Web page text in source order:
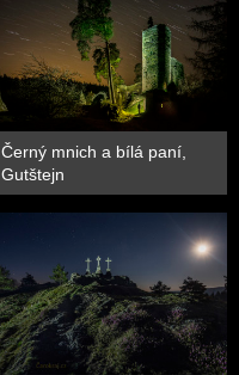
Černý mnich a bílá paní,
Gutštejn